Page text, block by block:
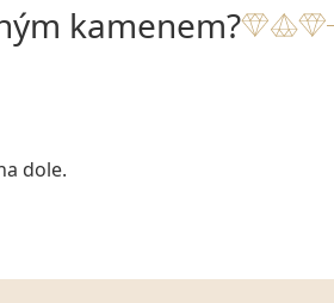
kamenem?
dole.